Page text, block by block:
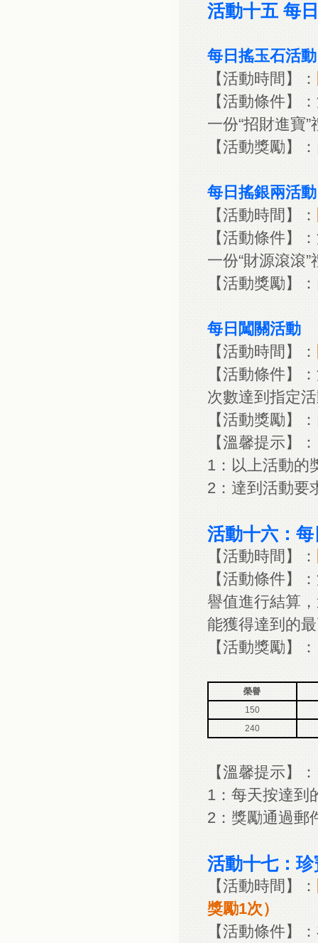
活動十五 每
每日搖玉石活動
【活動時間】：
【活動條件】
一份“招財進寶”
【活動獎勵】
每日搖銀兩活動
【活動時間】：
【活動條件】
一份“財源滾滾”
【活動獎勵】
每日闖關活動
【活動時間】：
【活動條件】
次數達到指定
【活動獎勵】
【溫馨提示】：
1：以上活動的
2：達到活動要
活動十六：
【活動時間】：
【活動條件】
譽值進行結算
能獲得達到的
【活動獎勵】：
榮譽
150
240
【溫馨提示】：
1：每天按達到
2：獎勵通過郵
活動十七：
【活動時間】：
獎勵1次）
【活動條件】